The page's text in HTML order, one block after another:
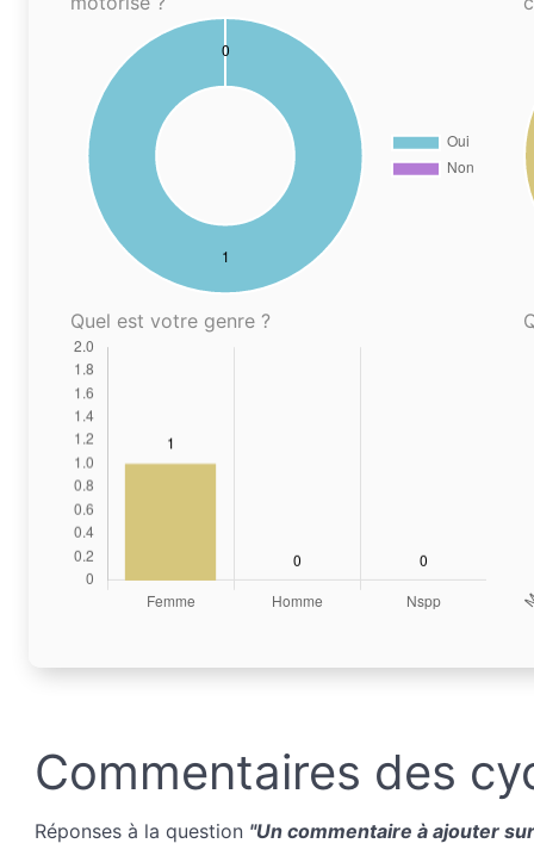
Quel est votre genre ?
Commentaires des
Réponses à la question "Un commentaire à ajouter